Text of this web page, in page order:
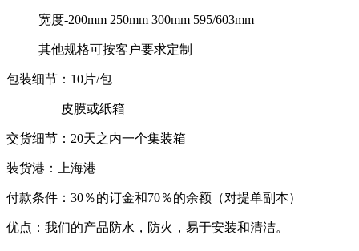
宽度-200mm 250mm 300mm 595/603mm
其他规格可按客户要求定制
包装细节：10片/包
皮膜或纸箱
交货细节：20天之内一个集装箱
装货港：上海港
付款条件：30％的订金和70％的余额（对提单副本）
优点：我们的产品防水，防火，易于安装和清洁。